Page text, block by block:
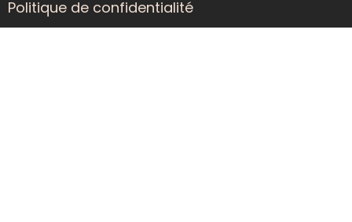
Politique de confidentialité